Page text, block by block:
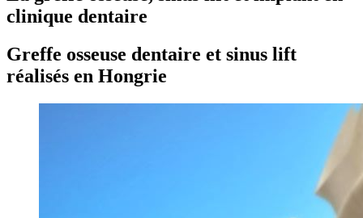
clinique dentaire
Greffe osseuse dentaire et sinus lift
réalisés en Hongrie